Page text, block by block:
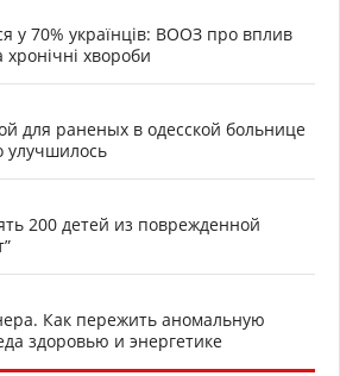
у 70% українців: ВООЗ про вплив
хронічні хвороби
для раненых в одесской больнице
улучшилось
200 детей из поврежденной
Как пережить аномальную
здоровью и энергетике